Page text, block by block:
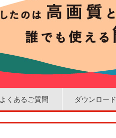
よくあるご質問 ダウンロード